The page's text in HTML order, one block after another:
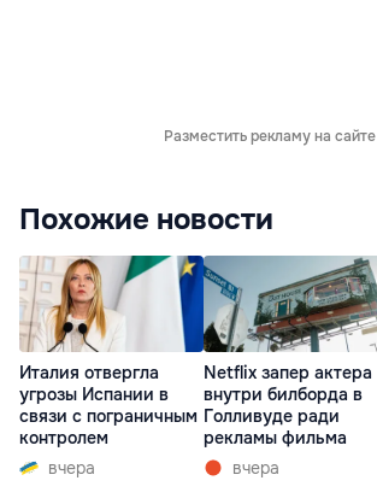
Разместить рекламу на сайте
Похожие новости
Италия отвергла
угрозы Испании в
связи с пограничным
контролем
вчера
Netflix запер актера
внутри билборда в
Голливуде ради
рекламы фильма
вчера